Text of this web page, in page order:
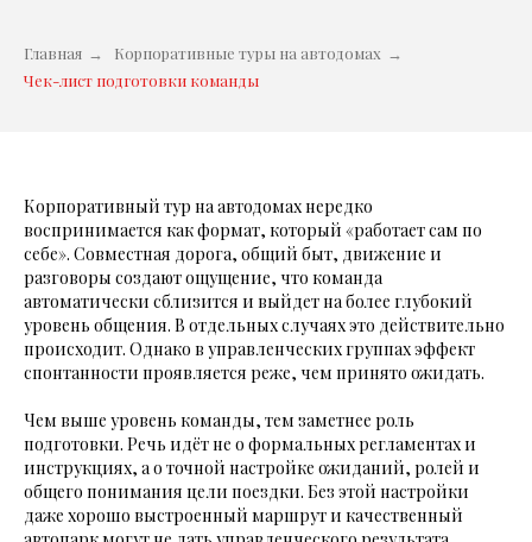
Главная → Корпоративные туры на автодомах →
Чек-лист подготовки команды
Корпоративный тур на автодомах нередко
воспринимается как формат, который «работает сам по
себе». Совместная дорога, общий быт, движение и
разговоры создают ощущение, что команда
автоматически сблизится и выйдет на более глубокий
уровень общения. В отдельных случаях это действительно
происходит. Однако в управленческих группах эффект
спонтанности проявляется реже, чем принято ожидать.
Чем выше уровень команды, тем заметнее роль
подготовки. Речь идёт не о формальных регламентах и
инструкциях, а о точной настройке ожиданий, ролей и
общего понимания цели поездки. Без этой настройки
даже хорошо выстроенный маршрут и качественный